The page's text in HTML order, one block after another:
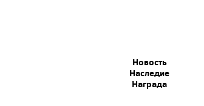
Новость
Наследие
Награда